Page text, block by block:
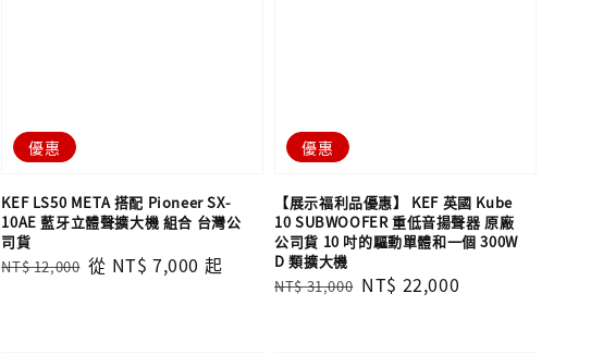
優惠
KEF LS50 META 搭配 Pioneer SX-
10AE 藍牙立體聲擴大機 組合 台灣公
司貨
Regular
NT$ 12,000 Sale
從 NT$ 7,000 起
優惠
【展示福利品優惠】 KEF 英國 Kube
10 SUBWOOFER 重低音揚聲器 原廠
公司貨 10 吋的驅動單體和一個 300W
D 類擴大機
Regular
NT$ 31,000 Sale
NT$ 22,000